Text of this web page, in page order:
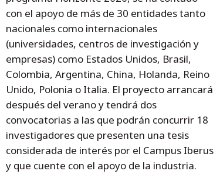
con el apoyo de más de 30 entidades tanto
nacionales como internacionales
(universidades, centros de investigación y
empresas) como Estados Unidos, Brasil,
Colombia, Argentina, China, Holanda, Reino
Unido, Polonia o Italia. El proyecto arrancará
después del verano y tendrá dos
convocatorias a las que podrán concurrir 18
investigadores que presenten una tesis
considerada de interés por el Campus Iberus
y que cuente con el apoyo de la industria.